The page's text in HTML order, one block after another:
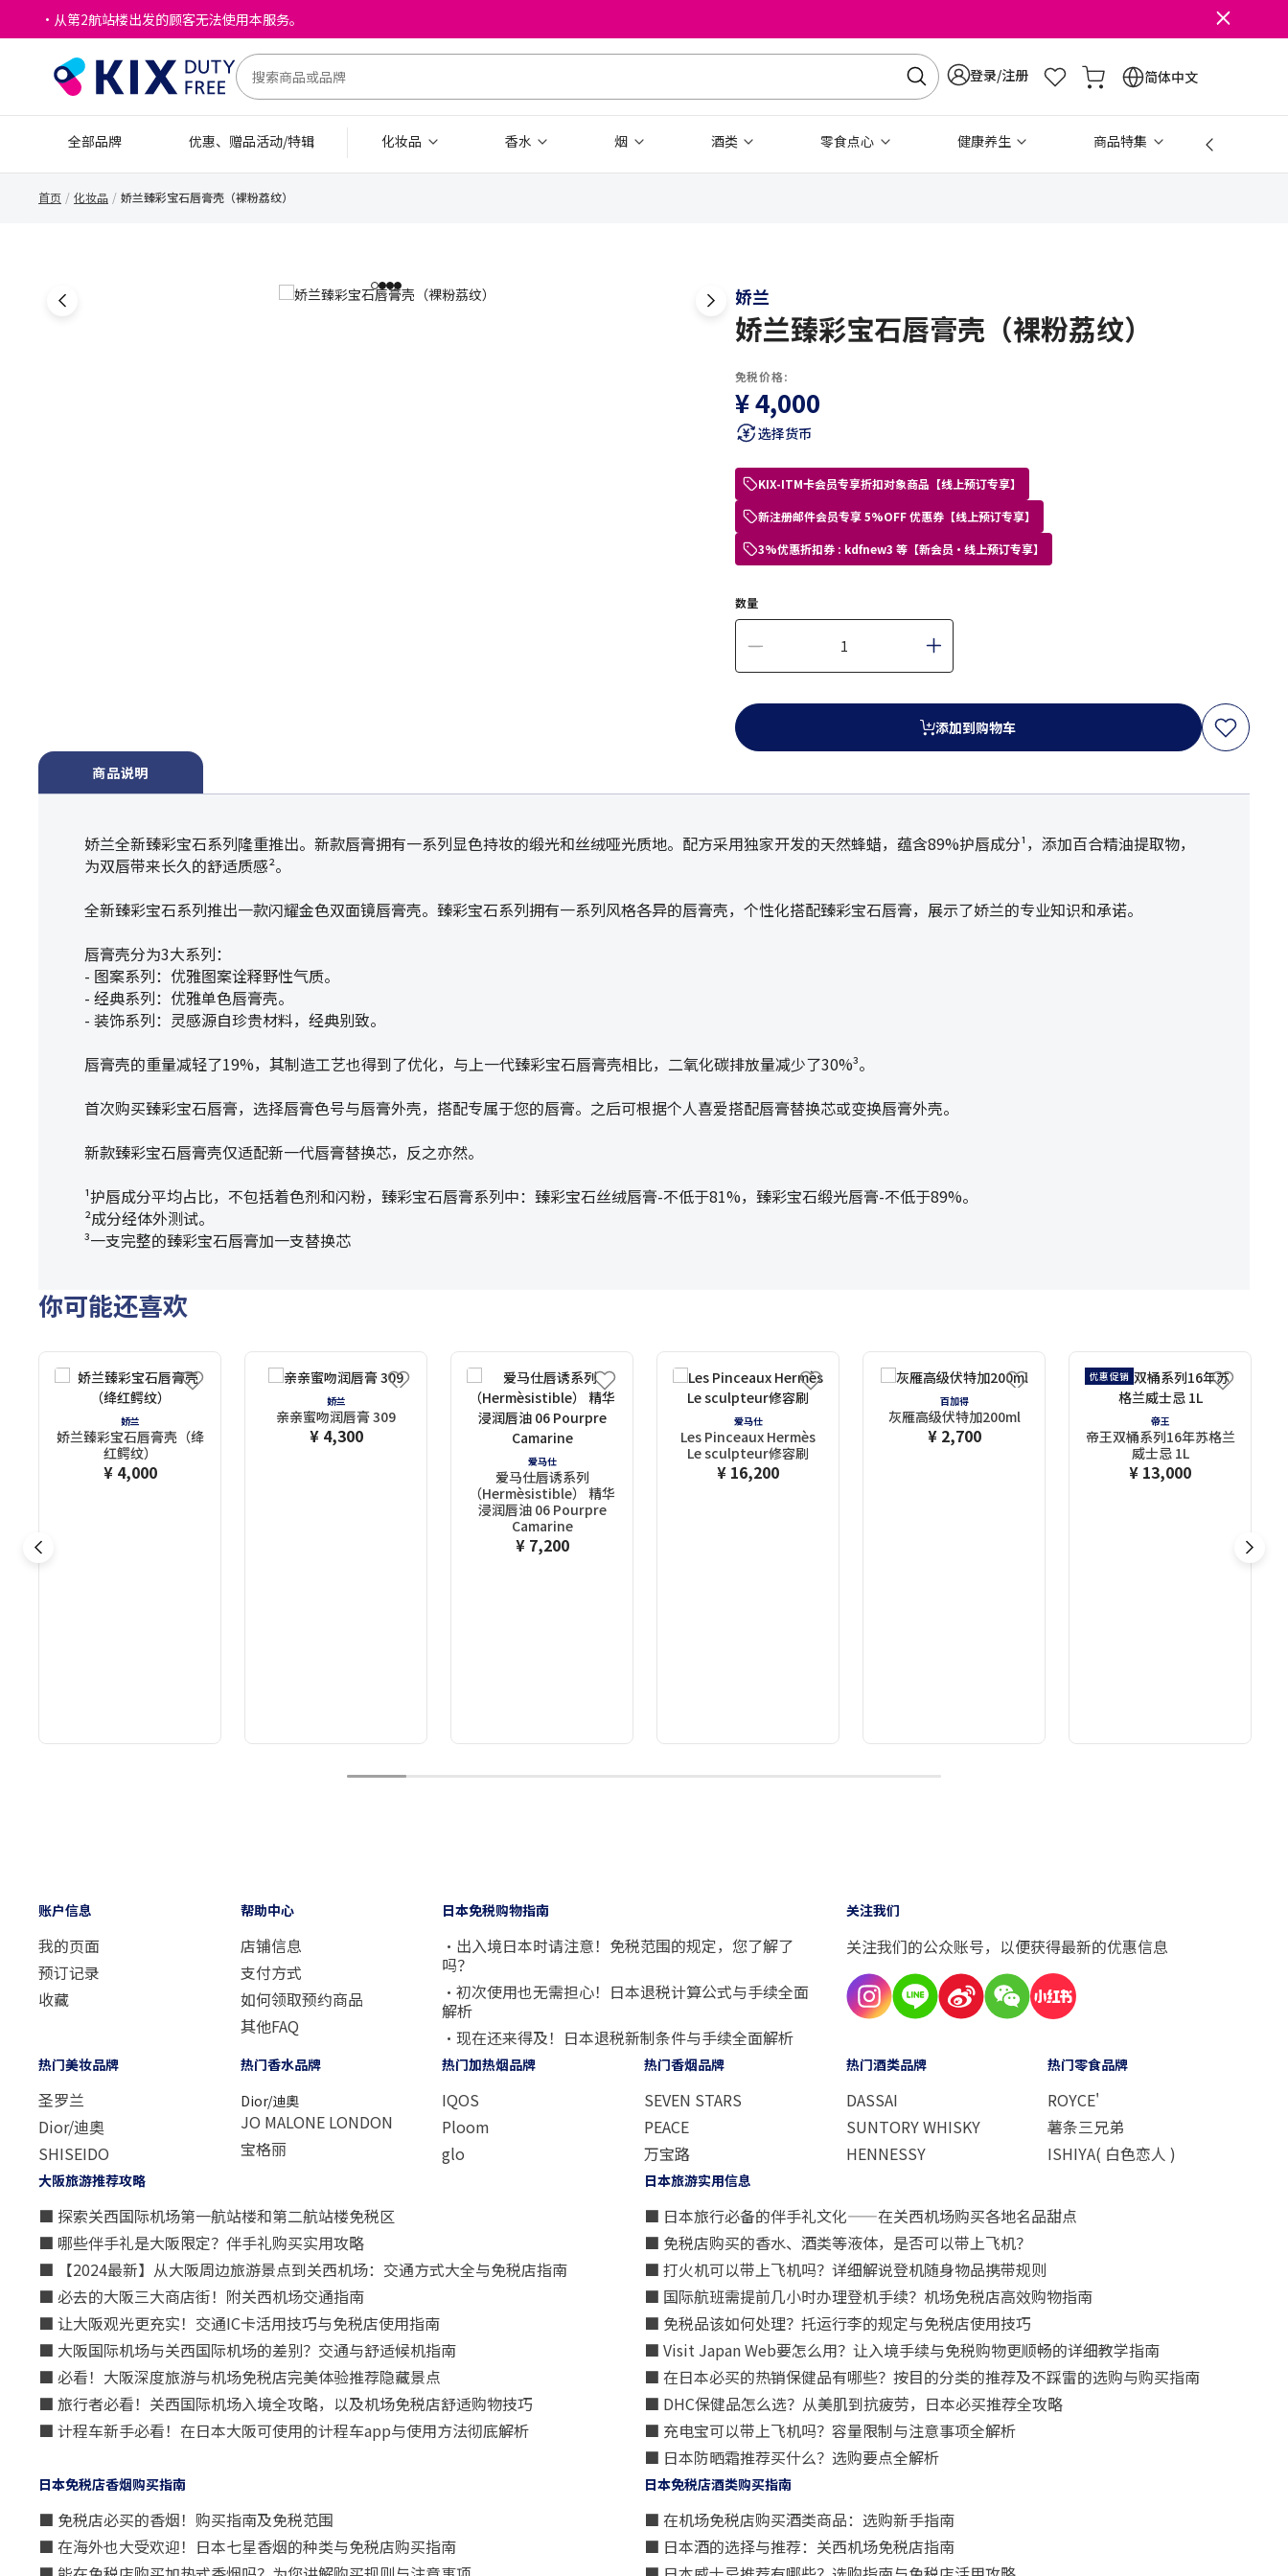
・从第2航站楼出发的顾客无法使用本服务。
登录/注册 简体中文
全部品牌 优惠、赠品活动/特辑 化妆品 香水 烟 酒类 零食点心 健康养生 商品特集
首页 化妆品 娇兰臻彩宝石唇膏壳（裸粉荔纹）
1234 娇兰
娇兰臻彩宝石唇膏壳（裸粉荔纹）
免税价格:
¥ 4,000
选择货币
KIX-ITM卡会员专享折扣对象商品【线上预订专享】
新注册邮件会员专享 5%OFF 优惠券【线上预订专享】
3%优惠折扣券 : kdfnew3 等【新会员・线上预订专享】
数量
添加到购物车
商品说明
娇兰全新臻彩宝石系列隆重推出。新款唇膏拥有一系列显色持妆的缎光和丝绒哑光质地。配方采用独家开发的天然蜂蜡，蕴含89%护唇成分¹，添加百合精油提取物，
为双唇带来长久的舒适质感²。
全新臻彩宝石系列推出一款闪耀金色双面镜唇膏壳。臻彩宝石系列拥有一系列风格各异的唇膏壳，个性化搭配臻彩宝石唇膏，展示了娇兰的专业知识和承诺。
唇膏壳分为3大系列：
- 图案系列：优雅图案诠释野性气质。
- 经典系列：优雅单色唇膏壳。
- 装饰系列：灵感源自珍贵材料，经典别致。
唇膏壳的重量减轻了19%，其制造工艺也得到了优化，与上一代臻彩宝石唇膏壳相比，二氧化碳排放量减少了30%³。
首次购买臻彩宝石唇膏，选择唇膏色号与唇膏外壳，搭配专属于您的唇膏。之后可根据个人喜爱搭配唇膏替换芯或变换唇膏外壳。
新款臻彩宝石唇膏壳仅适配新一代唇膏替换芯，反之亦然。
¹护唇成分平均占比，不包括着色剂和闪粉，臻彩宝石唇膏系列中：臻彩宝石丝绒唇膏-不低于81%，臻彩宝石缎光唇膏-不低于89%。
²成分经体外测试。
³一支完整的臻彩宝石唇膏加一支替换芯
你可能还喜欢
娇兰
娇兰臻彩宝石唇膏壳（绛
红鳄纹）
¥ 4,000
娇兰
亲亲蜜吻润唇膏 309
¥ 4,300
爱马仕
爱马仕唇诱系列
（Hermèsistible） 精华
浸润唇油 06 Pourpre
Camarine
¥ 7,200
爱马仕
Les Pinceaux Hermès
Le sculpteur修容刷
¥ 16,200
百加得
灰雁高级伏特加200ml
¥ 2,700
优惠促销
帝王
帝王双桶系列16年苏格兰
威士忌 1L
¥ 13,000
1 2 3 4 5 6 7 8 9 10
账户信息
我的页面
预订记录
收藏
帮助中心
店铺信息
支付方式
如何领取预约商品
其他FAQ
日本免税购物指南
・出入境日本时请注意！免税范围的规定，您了解了
吗？
・初次使用也无需担心！日本退税计算公式与手续全面
解析
・现在还来得及！日本退税新制条件与手续全面解析
关注我们
关注我们的公众账号，以便获得最新的优惠信息
热门美妆品牌
圣罗兰
Dior/迪奧
SHISEIDO
热门香水品牌
Dior/迪奧
JO MALONE LONDON
宝格丽
热门加热烟品牌
IQOS
Ploom
glo
热门香烟品牌
SEVEN STARS
PEACE
万宝路
热门酒类品牌
DASSAI
SUNTORY WHISKY
HENNESSY
热门零食品牌
ROYCE'
薯条三兄弟
ISHIYA( 白色恋人 )
大阪旅游推荐攻略
■ 探索关西国际机场第一航站楼和第二航站楼免税区
■ 哪些伴手礼是大阪限定？伴手礼购买实用攻略
■ 【2024最新】从大阪周边旅游景点到关西机场：交通方式大全与免税店指南
■ 必去的大阪三大商店街！附关西机场交通指南
■ 让大阪观光更充实！交通IC卡活用技巧与免税店使用指南
■ 大阪国际机场与关西国际机场的差别？交通与舒适候机指南
■ 必看！大阪深度旅游与机场免税店完美体验推荐隐藏景点
■ 旅行者必看！关西国际机场入境全攻略，以及机场免税店舒适购物技巧
■ 计程车新手必看！在日本大阪可使用的计程车app与使用方法彻底解析
日本旅游实用信息
■ 日本旅行必备的伴手礼文化——在关西机场购买各地名品甜点
■ 免税店购买的香水、酒类等液体，是否可以带上飞机？
■ 打火机可以带上飞机吗？详细解说登机随身物品携带规则
■ 国际航班需提前几小时办理登机手续？机场免税店高效购物指南
■ 免税品该如何处理？托运行李的规定与免税店使用技巧
■ Visit Japan Web要怎么用？让入境手续与免税购物更顺畅的详细教学指南
■ 在日本必买的热销保健品有哪些？按目的分类的推荐及不踩雷的选购与购买指南
■ DHC保健品怎么选？从美肌到抗疲劳，日本必买推荐全攻略
■ 充电宝可以带上飞机吗？容量限制与注意事项全解析
■ 日本防晒霜推荐买什么？选购要点全解析
日本免税店香烟购买指南
■ 免税店必买的香烟！购买指南及免税范围
■ 在海外也大受欢迎！日本七星香烟的种类与免税店购买指南
日本免税店酒类购买指南
■ 在机场免税店购买酒类商品：选购新手指南
■ 日本酒的选择与推荐：关西机场免税店指南